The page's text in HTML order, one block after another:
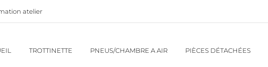
atelier
TROTTINETTE PNEUS/CHAMBRE A AIR PIÈCES DÉTACHÉES